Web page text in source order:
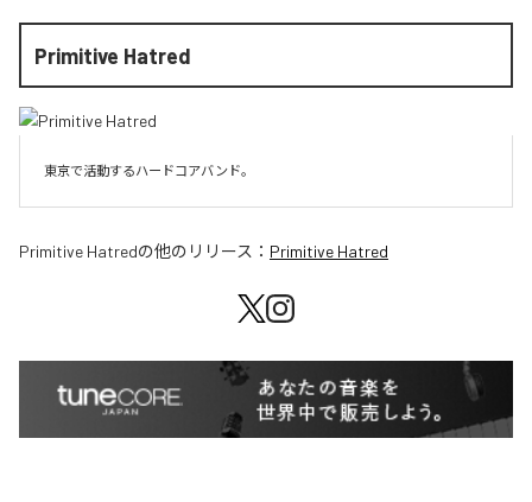
Primitive Hatred
東京で活動するハードコアバンド。
Primitive Hatredの他のリリース： Primitive Hatred